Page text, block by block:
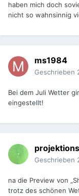
haben mich doch
nicht so wahnsinnig
ms1984
Geschrieben
Bei dem Juli Wetter
eingestellt!
Geschrieben
na die Preview von
trotz des schönen